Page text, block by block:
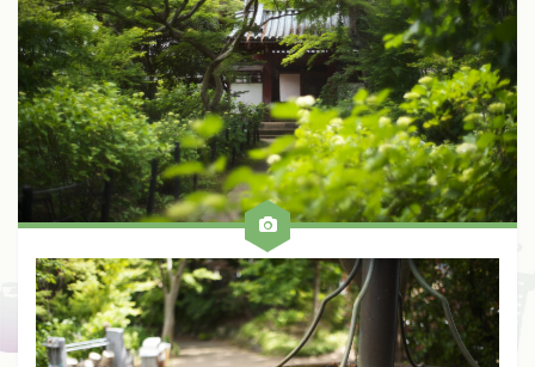
Fuji
Kinoptik
Konica
Meyer
Nikon
Schneider
Voigtlander